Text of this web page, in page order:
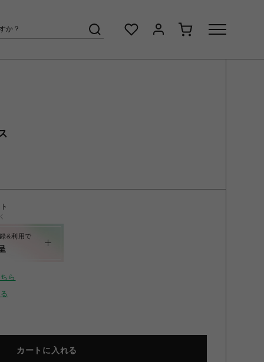
&利用で
ら
カートに入れる